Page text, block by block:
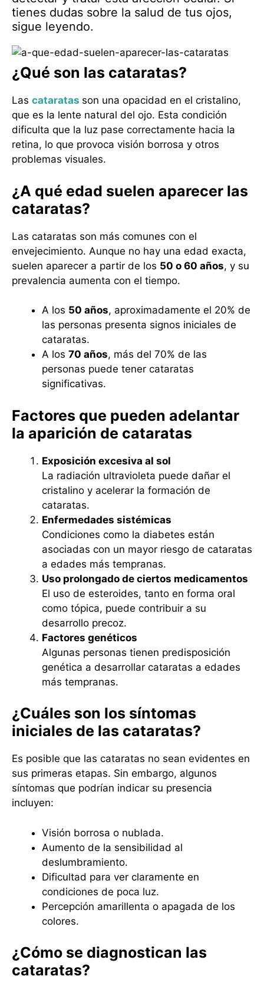
tienes dudas sobre la salud de tus ojos,
sigue leyendo.
¿Qué son las cataratas?
Las cataratas son una opacidad en el cristalino,
que es la lente natural del ojo. Esta condición
dificulta que la luz pase correctamente hacia la
retina, lo que provoca visión borrosa y otros
problemas visuales.
¿A qué edad suelen aparecer las
cataratas?
Las cataratas son más comunes con el
envejecimiento. Aunque no hay una edad exacta,
suelen aparecer a partir de los 50 o 60 años, y su
prevalencia aumenta con el tiempo.
A los 50 años, aproximadamente el 20% de
las personas presenta signos iniciales de
cataratas.
A los 70 años, más del 70% de las
personas puede tener cataratas
significativas.
Factores que pueden adelantar
la aparición de cataratas
Exposición excesiva al sol
La radiación ultravioleta puede dañar el
cristalino y acelerar la formación de
cataratas.
Enfermedades sistémicas
Condiciones como la diabetes están
asociadas con un mayor riesgo de cataratas
a edades más tempranas.
Uso prolongado de ciertos medicamentos
El uso de esteroides, tanto en forma oral
como tópica, puede contribuir a su
desarrollo precoz.
Factores genéticos
Algunas personas tienen predisposición
genética a desarrollar cataratas a edades
más tempranas.
¿Cuáles son los síntomas
iniciales de las cataratas?
Es posible que las cataratas no sean evidentes en
sus primeras etapas. Sin embargo, algunos
síntomas que podrían indicar su presencia
incluyen:
Visión borrosa o nublada.
Aumento de la sensibilidad al
deslumbramiento.
Dificultad para ver claramente en
condiciones de poca luz.
Percepción amarillenta o apagada de los
colores.
¿Cómo se diagnostican las
cataratas?